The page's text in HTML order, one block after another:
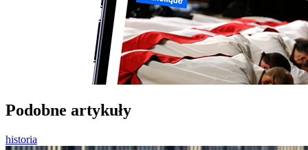
Podobne artykuły
historia